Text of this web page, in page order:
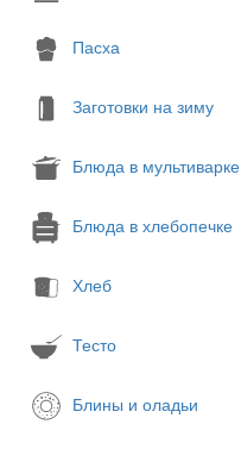
Пасха
Заготовки на зиму
Блюда в мультиварке
Блюда в хлебопечке
Хлеб
Тесто
Блины и оладьи